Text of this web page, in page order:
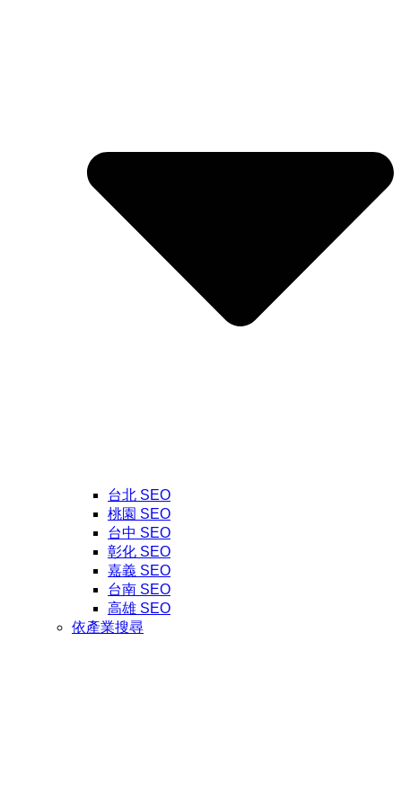
台北 SEO
桃園 SEO
台中 SEO
彰化 SEO
嘉義 SEO
台南 SEO
高雄 SEO
依產業搜尋